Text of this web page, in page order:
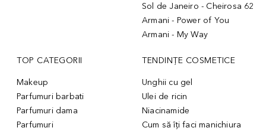
Sol de Janeiro - Cheirosa 62
Armani - Power of You
Armani - My Way
TOP CATEGORII
Makeup
Parfumuri barbati
Parfumuri dama
Parfumuri
TENDINȚE COSMETICE
Unghii cu gel
Ulei de ricin
Niacinamide
Cum să îți faci manichiura